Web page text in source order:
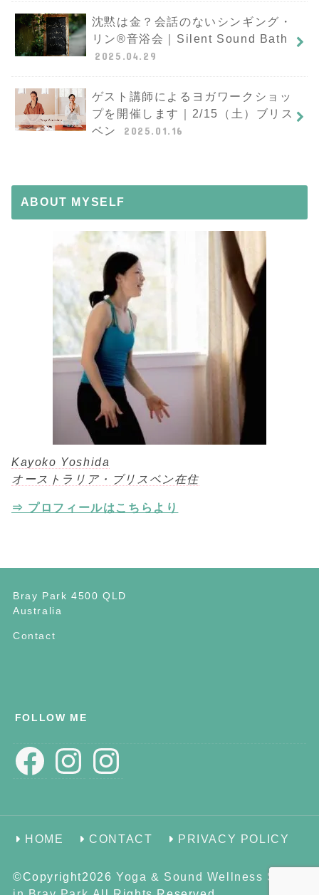
沈黙は金？会話のないシンギング・
リン®︎音浴会｜Silent Sound Bath
2025.04.29
ゲスト講師によるヨガワークショッ
プを開催します｜2/15（土）ブリス
ベン
2025.01.16
ABOUT MYSELF
Kayoko Yoshida
オーストラリア・ブリスベン在住
⇒ プロフィールはこちらより
Bray Park 4500 QLD
Australia
Contact
FOLLOW ME
FacebookInstagramInstagram
HOME CONTACT PRIVACY POLICY
©Copyright2026 Yoga & Sound Wellness Space